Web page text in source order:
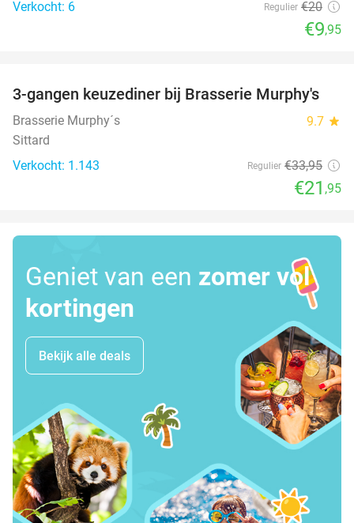
Verkocht: 6
Regulier €20
€9,95
35%
3-gangen keuzediner bij Brasserie Murphy's
Brasserie Murphy´s 9.7 star
Sittard
Verkocht: 1.143
Regulier €33,95
€21 ,95
Geniet van een zomer vol
kortingen
Bekijk alle deals